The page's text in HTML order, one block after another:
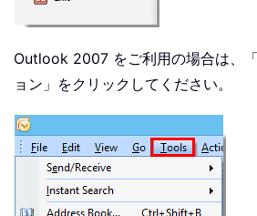
Outlook 2007 をご利用の場合は、
ョン」をクリックしてください。